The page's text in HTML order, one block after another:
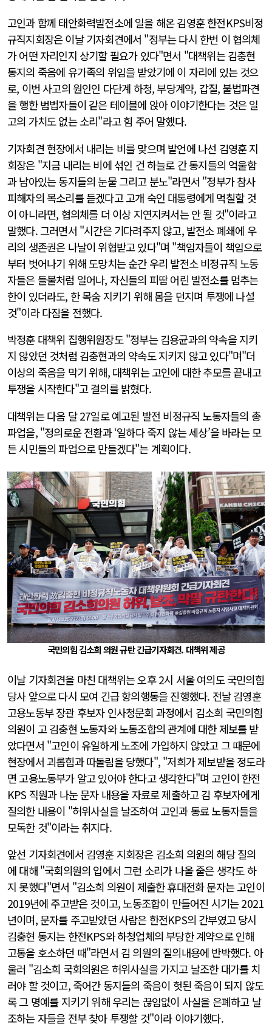
고인과 함께 태안화력발전소에 일을 해온 김영훈 한전KPS비정
규직지회장은 이날 기자회견에서 "정부는 다시 한번 이 협의체
가 어떤 자리인지 상기할 필요가 있다"면서 "대책위는 김충현
동지의 죽음에 유가족의 위임을 받았기에 이 자리에 있는 것으
로, 이번 사고의 원인인 다단계 하청, 부당계약, 갑질, 불법파견
을 행한 범법자들이 같은 테이블에 앉아 이야기한다는 것은 일
고의 가치도 없는 소리"라고 힘 주어 말했다.
기자회견 현장에서 내리는 비를 맞으며 발언에 나선 김영훈 지
회장은 "지금 내리는 비에 섞인 건 하늘로 간 동지들의 억울함
과 남아있는 동지들의 눈물 그리고 분노"라면서 "정부가 참사
피해자의 목소리를 듣겠다고 고개 숙인 대통령에게 먹칠할 것
이 아니라면, 협의체를 더 이상 지연지켜서는 안 될 것"이라고
말했다. 그러면서 "시간은 기다려주지 않고, 발전소 폐쇄에 우
리의 생존권은 나날이 위협받고 있다"며 "책임자들이 책임으로
부터 벗어나기 위해 도망치는 순간 우리 발전소 비정규직 노동
자들은 들불처럼 일어나, 자신들의 피땀 어린 발전소를 멈추는
한이 있더라도, 한 목숨 지키기 위해 몸을 던지며 투쟁에 나설
것"이라 다짐을 전했다.
박정훈 대책위 집행위원장도 "정부는 김용균과의 약속을 지키
지 않았던 것처럼 김충현과의 약속도 지키지 않고 있다"며"더
이상의 죽음을 막기 위해, 대책위는 고인에 대한 추모를 끝내고
투쟁을 시작한다"고 결의를 밝혔다.
대책위는 다음 달 27일로 예고된 발전 비정규직 노동자들의 총
파업을, "정의로운 전환과 ‘일하다 죽지 않는 세상’을 바라는 모
든 시민들의 파업으로 만들겠다"는 계획이다.
국민의힘 김소희 의원 규탄 긴급기자회견. 대책위 제공
이날 기자회견을 마친 대책위는 오후 2시 서울 여의도 국민의힘
당사 앞으로 다시 모여 긴급 항의행동을 진행했다. 전날 김영훈
고용노동부 장관 후보자 인사청문회 과정에서 김소희 국민의힘
의원이 고 김충현 노동자와 노동조합의 관계에 대한 제보를 받
았다면서 "고인이 유일하게 노조에 가입하지 않았고 그 때문에
현장에서 괴롭힘과 따돌림을 당했다", "저희가 제보받을 정도라
면 고용노동부가 알고 있어야 한다고 생각한다"며 고인이 한전
KPS 직원과 나눈 문자 내용을 자료로 제출하고 김 후보자에게
질의한 내용이 "허위사실을 날조하여 고인과 동료 노동자들을
모독한 것"이라는 취지다.
앞선 기자회견에서 김영훈 지회장은 김소희 의원의 해당 질의
에 대해 "국회의원의 입에서 그런 소리가 나올 줄은 생각도 하
지 못했다"면서 "김소희 의원이 제출한 휴대전화 문자는 고인이
2019년에 주고받은 것이고, 노동조합이 만들어진 시기는 2021
년이며, 문자를 주고받았던 사람은 한전KPS의 간부였고 당시
김충현 동지는 한전KPS와 하청업체의 부당한 계약으로 인해
고통을 호소하던 때"라면서 김 의원의 질의내용에 반박했다. 아
울러 "김소희 국회의원은 허위사실을 가지고 날조한 대가를 치
러야 할 것이고, 죽어간 동지들의 죽음이 헛된 죽음이 되지 않도
록 그 명예를 지키기 위해 우리는 끊임없이 사실을 은폐하고 날
조하는 자들을 전부 찾아 투쟁할 것"이라 이야기했다.